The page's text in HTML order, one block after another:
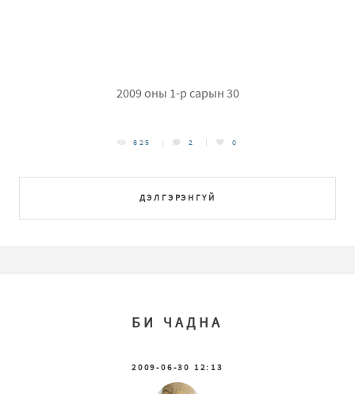
2009 оны 1-р сарын 30
ДЭЛГЭРЭНГҮЙ
825 2 0
БИ ЧАДНА
2009-06-30 12:13